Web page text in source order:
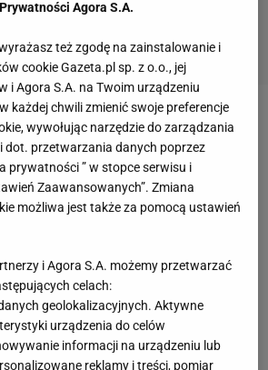
VOD
wyniku było w starciu USA z
Sebastiana Soto. Jeszcze
remisu doprowadził jednak Amine
minucie na 2:1 dla Francji strzelił
się, że jedni z faworytów
Agora S.A.
też zgodę na zainstalowanie i
cookie Gazeta.pl sp. z o.o., jej
i Agora S.A. na Twoim urządzeniu
każdej chwili zmienić swoje preferencje
wywołując narzędzie do zarządzania
dot. przetwarzania danych poprzez
prywatności ” w stopce serwisu i
Zaawansowanych”. Zmiana
możliwa jest także za pomocą ustawień
i Agora S.A. możemy przetwarzać
celach:
geolokalizacyjnych. Aktywne
urządzenia do celów
informacji na urządzeniu lub
reklamy i treści, pomiar